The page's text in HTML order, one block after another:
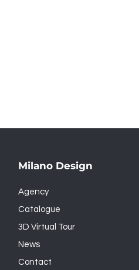
Milano Design
Agency
Catalogue
3D Virtual Tour
News
Contact